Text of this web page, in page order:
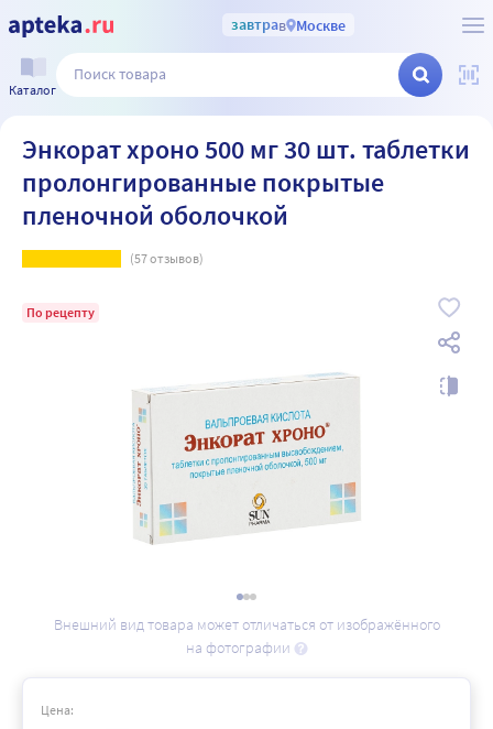
завтрав Москве
Каталог
Энкорат хроно 500 мг 30 шт. таблетки
пролонгированные покрытые
пленочной оболочкой
(57отзывов)
По рецепту
Внешний вид товара может отличаться от изображённого
на фотографии
Цена: